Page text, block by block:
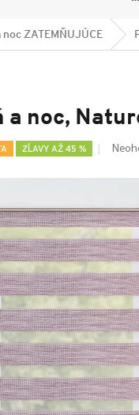
ZATEMŇUJÚCE
a noc,
ZĽAVY AŽ 45 %